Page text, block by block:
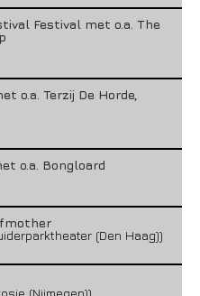
Festival met o.a. The
o.a. Terzij De Horde,
o.a. Bongloard
(Den Haag))
(Nijmegen))